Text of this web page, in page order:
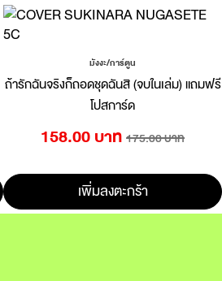
มังงะ/การ์ตูน
ถ้ารักฉันจริงก็ถอดชุดฉันสิ (จบในเล่ม) แถมฟรี
โปสการ์ด
158.00 บาท 175.00 บาท
เพิ่มลงตะกร้า